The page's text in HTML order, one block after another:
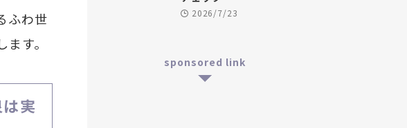
ふわ世
す。
実
2026/7/23
sponsored link